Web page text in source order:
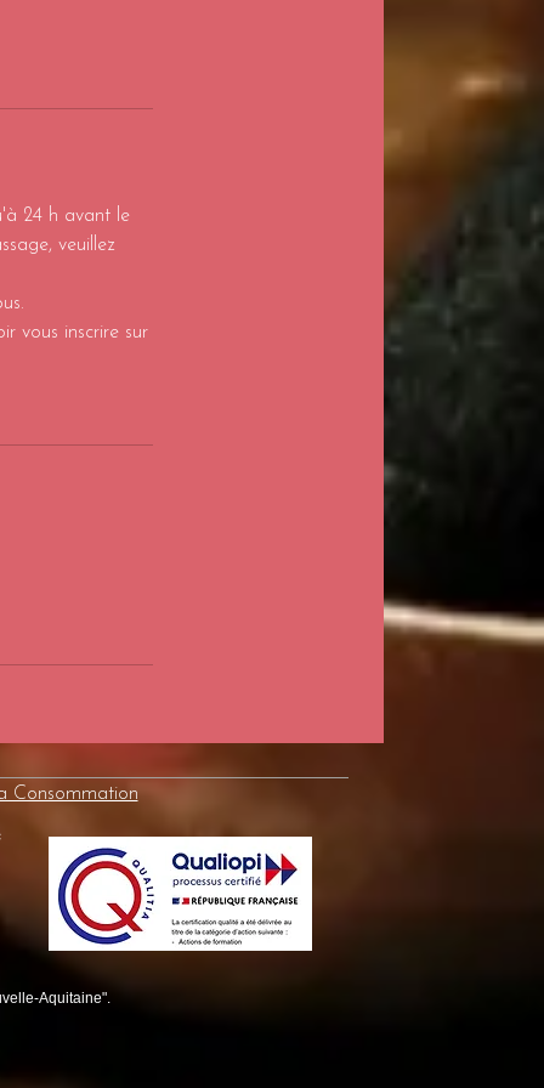
24 h avant le
veuillez
vous inscrire sur
Aquitaine".
Consommation